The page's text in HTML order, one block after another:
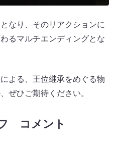
なり、そのリアクションに
るマルチエンディングとな
よる、王位継承をめぐる物
ぜひご期待ください。
コメント